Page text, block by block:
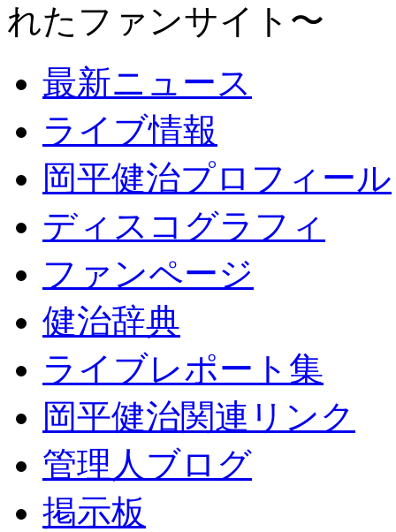
れたファンサイト〜
最新ニュース
ライブ情報
岡平健治プロフィール
ディスコグラフィ
ファンページ
健治辞典
ライブレポート集
岡平健治関連リンク
管理人ブログ
掲示板